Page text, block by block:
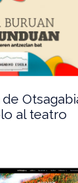
al teatro